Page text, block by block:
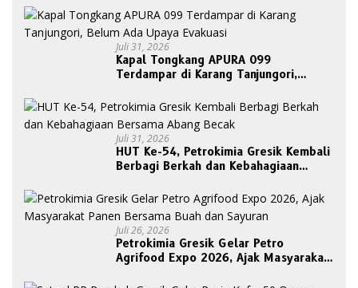
Juli 31, 2026
Kapal Tongkang APURA 099
Terdampar di Karang Tanjungori,
Juli 31, 2026
HUT Ke-54, Petrokimia Gresik Kembali
Berbagi Berkah dan Kebahagiaan
Juli 26, 2026
Petrokimia Gresik Gelar Petro
Agrifood Expo 2026, Ajak Masyarakat